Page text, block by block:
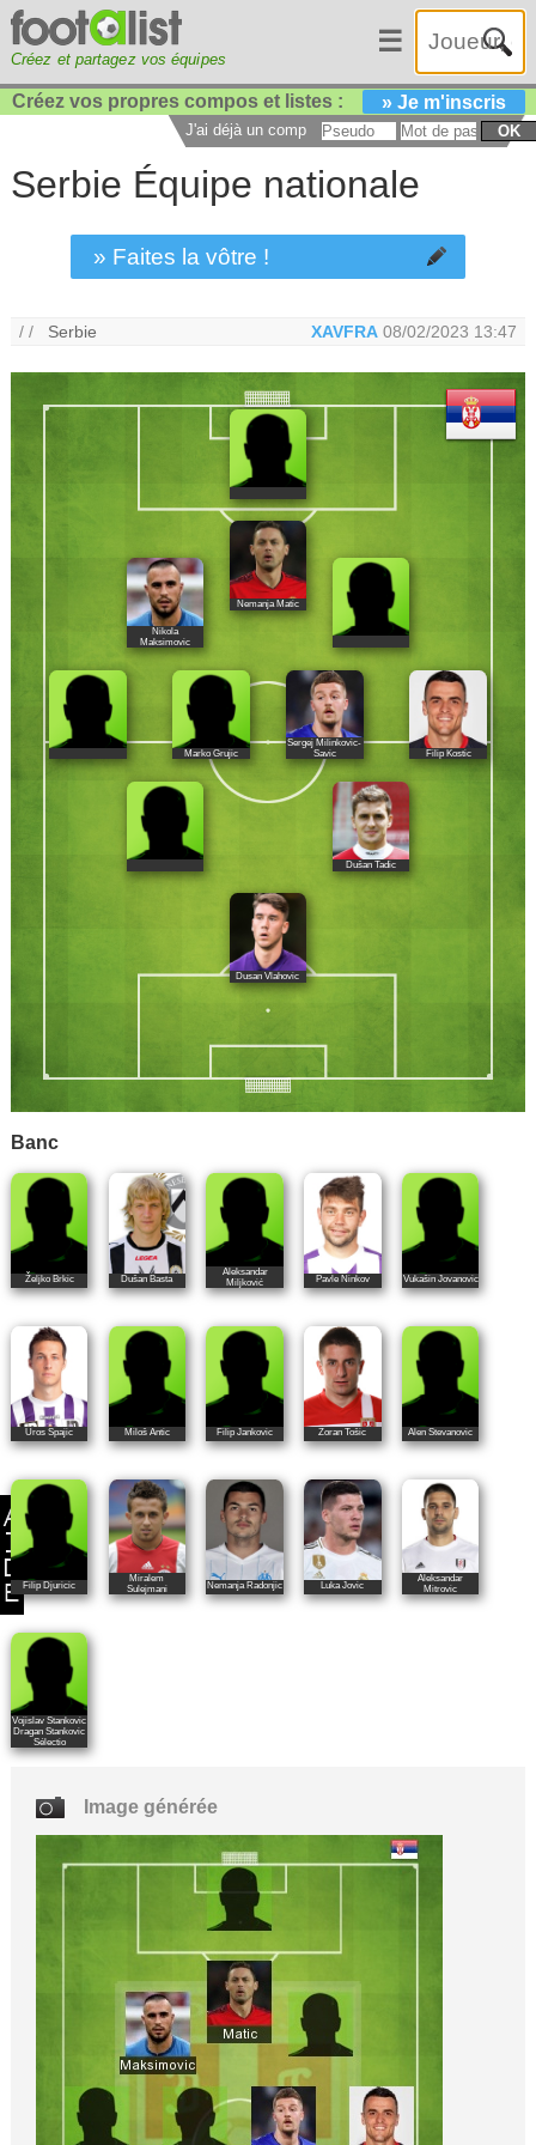
Créez et partagez vos équipes
☰
Créez vos propres compos et listes : » Je m'inscris
J'ai déjà un compte : OK
Serbie Équipe nationale
» Faites la vôtre !
/ / Serbie XAVFRA 08/02/2023 13:47
Nikola
Maksimovic
Nemanja Matic
Marko Grujic
Sergej Milinkovic-
Savic
Filip Kostic
Dušan Tadic
Dusan Vlahovic
Banc
Željko Brkic Dušan Basta
Aleksandar
Miljković
Pavle Ninkov Vukašin Jovanovic
Uros Spajic Miloš Antic Filip Jankovic Zoran Tošic Alen Stevanovic
Filip Djuricic
Miralem
Sulejmani
Nemanja Radonjic Luka Jovic
Aleksandar
Mitrovic
Vojislav Stankovic
Dragan Stankovic
Sélectio
Image générée